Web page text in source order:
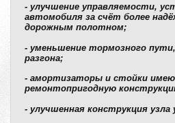
- улучшение управляемости,
автомобиля за счёт более
дорожным полотном;
- уменьшение тормозного
разгона;
- амортизаторы и стойки
ремонтопригодную
- улучшенная конструкция узла